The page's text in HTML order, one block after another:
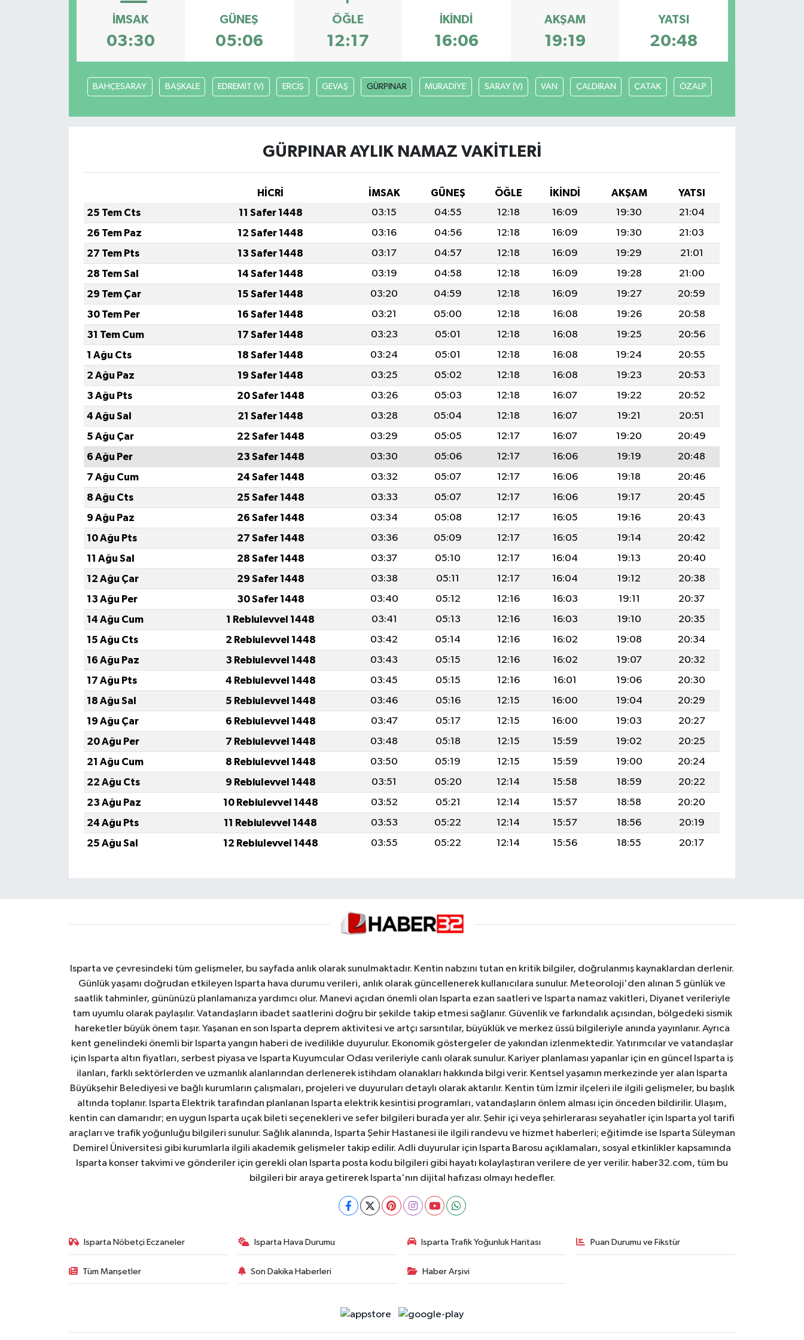
İMSAK
03:30
GÜNEŞ
05:06
ÖĞLE
12:17
İKINDI
16:06
AKŞAM
19:19
YATSI
20:48
BAHÇESARAY BAŞKALE EDREMİT (V) ERCİŞ GEVAŞ GÜRPINAR MURADİYE SARAY (V) VAN ÇALDIRAN ÇATAK ÖZALP
GÜRPINAR AYLIK NAMAZ VAKITLERI
HİCRİ İMSAK GÜNEŞ ÖĞLE İKINDI AKŞAM
YATSI
25 Tem Cts
11 Safer 1448 03:15 04:55 12:18 16:09 19:30
21:04
26 Tem Paz
12 Safer 1448 03:16 04:56 12:18 16:09 19:30
21:03
27 Tem Pts
13 Safer 1448 03:17 04:57 12:18 16:09 19:29
21:01
28 Tem Sal
14 Safer 1448 03:19 04:58 12:18 16:09 19:28
21:00
29 Tem Çar
15 Safer 1448 03:20 04:59 12:18 16:09 19:27
20:59
30 Tem Per
16 Safer 1448 03:21 05:00 12:18 16:08 19:26
20:58
31 Tem Cum
17 Safer 1448 03:23 05:01 12:18 16:08 19:25
20:56
1 Ağu Cts
18 Safer 1448 03:24 05:01 12:18 16:08 19:24
20:55
2 Ağu Paz
19 Safer 1448 03:25 05:02 12:18 16:08 19:23
20:53
3 Ağu Pts
20 Safer 1448 03:26 05:03 12:18 16:07 19:22
20:52
4 Ağu Sal
21 Safer 1448 03:28 05:04 12:18 16:07 19:21
20:51
5 Ağu Çar
22 Safer 1448 03:29 05:05 12:17 16:07 19:20
20:49
6 Ağu Per
23 Safer 1448 03:30 05:06 12:17 16:06 19:19
20:48
7 Ağu Cum
24 Safer 1448 03:32 05:07 12:17 16:06 19:18
20:46
8 Ağu Cts
25 Safer 1448 03:33 05:07 12:17 16:06 19:17
20:45
9 Ağu Paz
26 Safer 1448 03:34 05:08 12:17 16:05 19:16
20:43
10 Ağu Pts
27 Safer 1448 03:36 05:09 12:17 16:05 19:14
20:42
11 Ağu Sal
28 Safer 1448 03:37 05:10 12:17 16:04 19:13
20:40
12 Ağu Çar
29 Safer 1448 03:38 05:11 12:17 16:04 19:12
20:38
13 Ağu Per
30 Safer 1448 03:40 05:12 12:16 16:03 19:11
20:37
14 Ağu Cum
1 Rebiulevvel 1448 03:41 05:13 12:16 16:03 19:10
20:35
15 Ağu Cts
2 Rebiulevvel 1448 03:42 05:14 12:16 16:02 19:08
20:34
16 Ağu Paz
3 Rebiulevvel 1448 03:43 05:15 12:16 16:02 19:07
20:32
17 Ağu Pts
4 Rebiulevvel 1448 03:45 05:15 12:16 16:01 19:06
20:30
18 Ağu Sal
5 Rebiulevvel 1448 03:46 05:16 12:15 16:00 19:04
20:29
19 Ağu Çar
6 Rebiulevvel 1448 03:47 05:17 12:15 16:00 19:03
20:27
20 Ağu Per
7 Rebiulevvel 1448 03:48 05:18 12:15 15:59 19:02
20:25
21 Ağu Cum
8 Rebiulevvel 1448 03:50 05:19 12:15 15:59 19:00
20:24
22 Ağu Cts
9 Rebiulevvel 1448 03:51 05:20 12:14 15:58 18:59
20:22
23 Ağu Paz
10 Rebiulevvel 1448 03:52 05:21 12:14 15:57 18:58
20:20
24 Ağu Pts
11 Rebiulevvel 1448 03:53 05:22 12:14 15:57 18:56
20:19
25 Ağu Sal
12 Rebiulevvel 1448 03:55 05:22 12:14 15:56 18:55 20:17
Isparta ve çevresindeki tüm gelişmeler, bu sayfada anlık olarak sunulmaktadır. Kentin nabzını tutan en kritik bilgiler, doğrulanmış kaynaklardan derlenir.
Günlük yaşamı doğrudan etkileyen Isparta hava durumu verileri, anlık olarak güncellenerek kullanıcılara sunulur. Meteoroloji'den alınan 5 günlük ve
saatlik tahminler, gününüzü planlamanıza yardımcı olur. Manevi açıdan önemli olan Isparta ezan saatleri ve Isparta namaz vakitleri, Diyanet verileriyle
tam uyumlu olarak paylaşılır. Vatandaşların ibadet saatlerini doğru bir şekilde takip etmesi sağlanır. Güvenlik ve farkındalık açısından, bölgedeki sismik
hareketler büyük önem taşır. Yaşanan en son Isparta deprem aktivitesi ve artçı sarsıntılar, büyüklük ve merkez üssü bilgileriyle anında yayınlanır. Ayrıca
kent genelindeki önemli bir Isparta yangın haberi de ivedilikle duyurulur. Ekonomik göstergeler de yakından izlenmektedir. Yatırımcılar ve vatandaşlar
için Isparta altın fiyatları, serbest piyasa ve Isparta Kuyumcular Odası verileriyle canlı olarak sunulur. Kariyer planlaması yapanlar için en güncel Isparta iş
ilanları, farklı sektörlerden ve uzmanlık alanlarından derlenerek istihdam olanakları hakkında bilgi verir. Kentsel yaşamın merkezinde yer alan Isparta
Büyükşehir Belediyesi ve bağlı kurumların çalışmaları, projeleri ve duyuruları detaylı olarak aktarılır. Kentin tüm İzmir ilçeleri ile ilgili gelişmeler, bu başlık
altında toplanır. Isparta Elektrik tarafından planlanan Isparta elektrik kesintisi programları, vatandaşların önlem alması için önceden bildirilir. Ulaşım,
kentin can damarıdır; en uygun Isparta uçak bileti seçenekleri ve sefer bilgileri burada yer alır. Şehir içi veya şehirlerarası seyahatler için Isparta yol tarifi
araçları ve trafik yoğunluğu bilgileri sunulur. Sağlık alanında, Isparta Şehir Hastanesi ile ilgili randevu ve hizmet haberleri; eğitimde ise Isparta Süleyman
Demirel Üniversitesi gibi kurumlarla ilgili akademik gelişmeler takip edilir. Adli duyurular için Isparta Barosu açıklamaları, sosyal etkinlikler kapsamında
Isparta konser takvimi ve gönderiler için gerekli olan Isparta posta kodu bilgileri gibi hayatı kolaylaştıran verilere de yer verilir. haber32.com, tüm bu
bilgileri bir araya getirerek Isparta'nın dijital hafızası olmayı hedefler.
Isparta Nöbetçi Eczaneler Isparta Hava Durumu Isparta Trafik Yoğunluk Haritası Puan Durumu ve Fikstür
Tüm Manşetler Son Dakika Haberleri Haber Arşivi
HABERDE İNSAN
KÜLTÜR SANAT
Tarihi Yapılarımız